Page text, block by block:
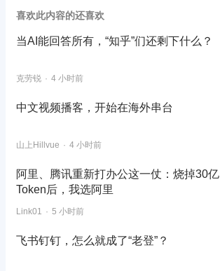
喜欢此内容的还喜欢
当AI能回答所有，“知乎”们还剩下什么？
克劳锐 4 小时前
中文视频播客，开始在海外串台
山上Hillvue 4 小时前
阿里、腾讯重新打办公这一仗：烧掉30亿
Token后，我选阿里
Link01 5 小时前
飞书钉钉，怎么就成了“老登”？